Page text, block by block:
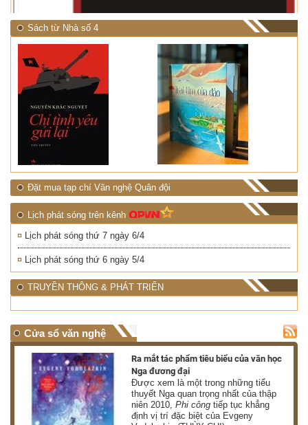
Sách từ Nhà số 4
Đặt mua tạp chí Văn nghệ Quân đội
Lịch phát sóng trên kênh
Lịch phát sóng thứ 7 ngày 6/4
Lịch phát sóng thứ 6 ngày 5/4
TRUYỀN THÔNG & PHÁT TRIỂN
Cửa sổ văn nghệ
Ra mắt tác phẩm tiêu biểu của văn học
Nga đương đại
Được xem là một trong những tiểu
thuyết Nga quan trọng nhất của thập
niên 2010,Phi công tiếp tục khẳng
định vị trí đặc biệt của Evgeny